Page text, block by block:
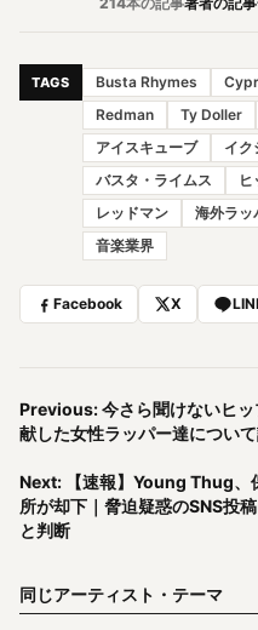
TAGS Busta Rhymes
Redman
Ty Doller
アイスキューブ
イク
バスタ・ライムス
ヒ
レッドマン
海外ラ
音楽業界
Facebook X
Previous: 今さら聞けないヒ
献した女性ラッパー達について
Next: 【速報】Young Thug、
所が却下｜脅迫疑惑のSNS投
と判断
同じアーティスト・テーマ